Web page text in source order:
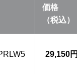
価格
（税込）
29,150円